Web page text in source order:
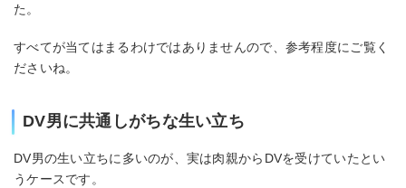
た。
すべてが当てはまるわけではありませんので、参考程度にご覧く
ださいね。
DV男に共通しがちな生い立ち
DV男の生い立ちに多いのが、実は肉親からDVを受けていたとい
うケースです。